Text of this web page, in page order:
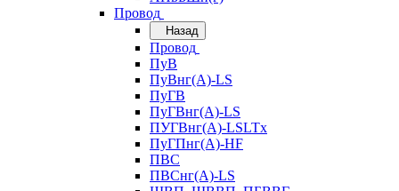
Провод
Назад
Провод
ПуВ
ПуВнг(А)-LS
ПуГВ
ПуГВнг(А)-LS
ПУГВнг(А)-LSLTx
ПуГПнг(А)-HF
ПВС
ПВСнг(А)-LS